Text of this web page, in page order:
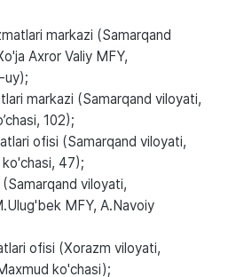
markazi (Samarqand
Axror Valiy MFY,
uy);
markazi (Samarqand viloyati,
102);
ofisi (Samarqand viloyati,
47);
viloyati,
MFY, A.Navoiy
ofisi (Xorazm viloyati,
ko'chasi);